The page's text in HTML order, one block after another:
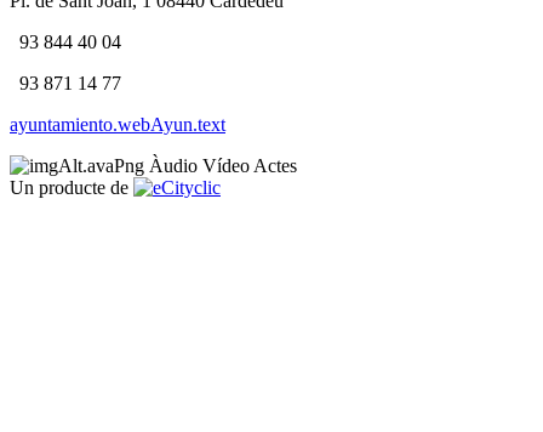
93 844 40 04
93 871 14 77
ayuntamiento.webAyun.text
Àudio Vídeo Actes
Un producte de